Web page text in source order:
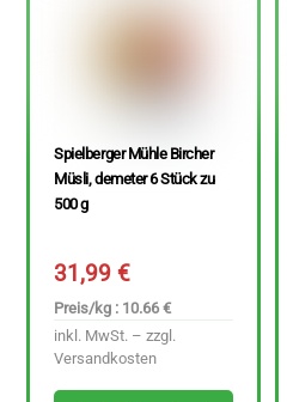
Spielberger Mühle Bircher
Müsli, demeter 6 Stück zu
500 g
31,99€
Preis/kg : 10.66 €
inkl. MwSt. – zzgl.
Versandkosten